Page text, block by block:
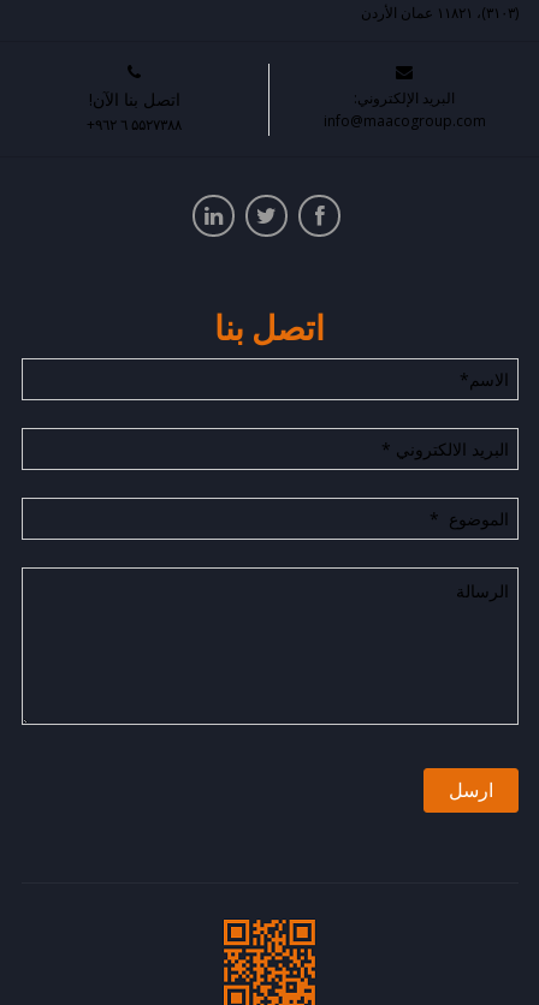
(۳۱۰۳)، ۱۱۸۲۱ عمان الأردن
اتصل بنا الآن!
+۹٦۲ ٦ ۵۵۲۷۳۸۸
البريد الإلكتروني:
info@maacogroup.com
اتصل بنا